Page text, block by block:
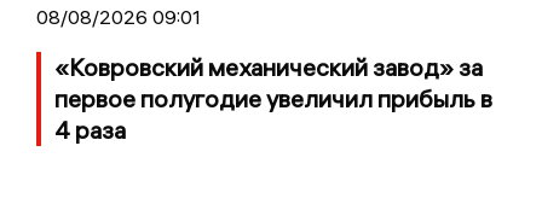
08/08/2026 09:01
«Ковровский механический завод» за
первое полугодие увеличил прибыль в
4 раза